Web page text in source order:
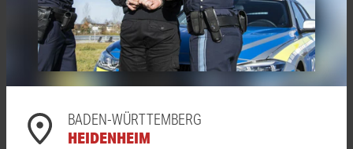
BADEN-WÜRTTEMBERG
HEIDENHEIM